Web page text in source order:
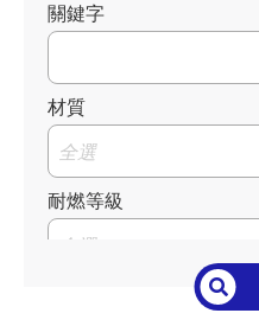
關鍵字
材質
全選
耐燃等級
全選